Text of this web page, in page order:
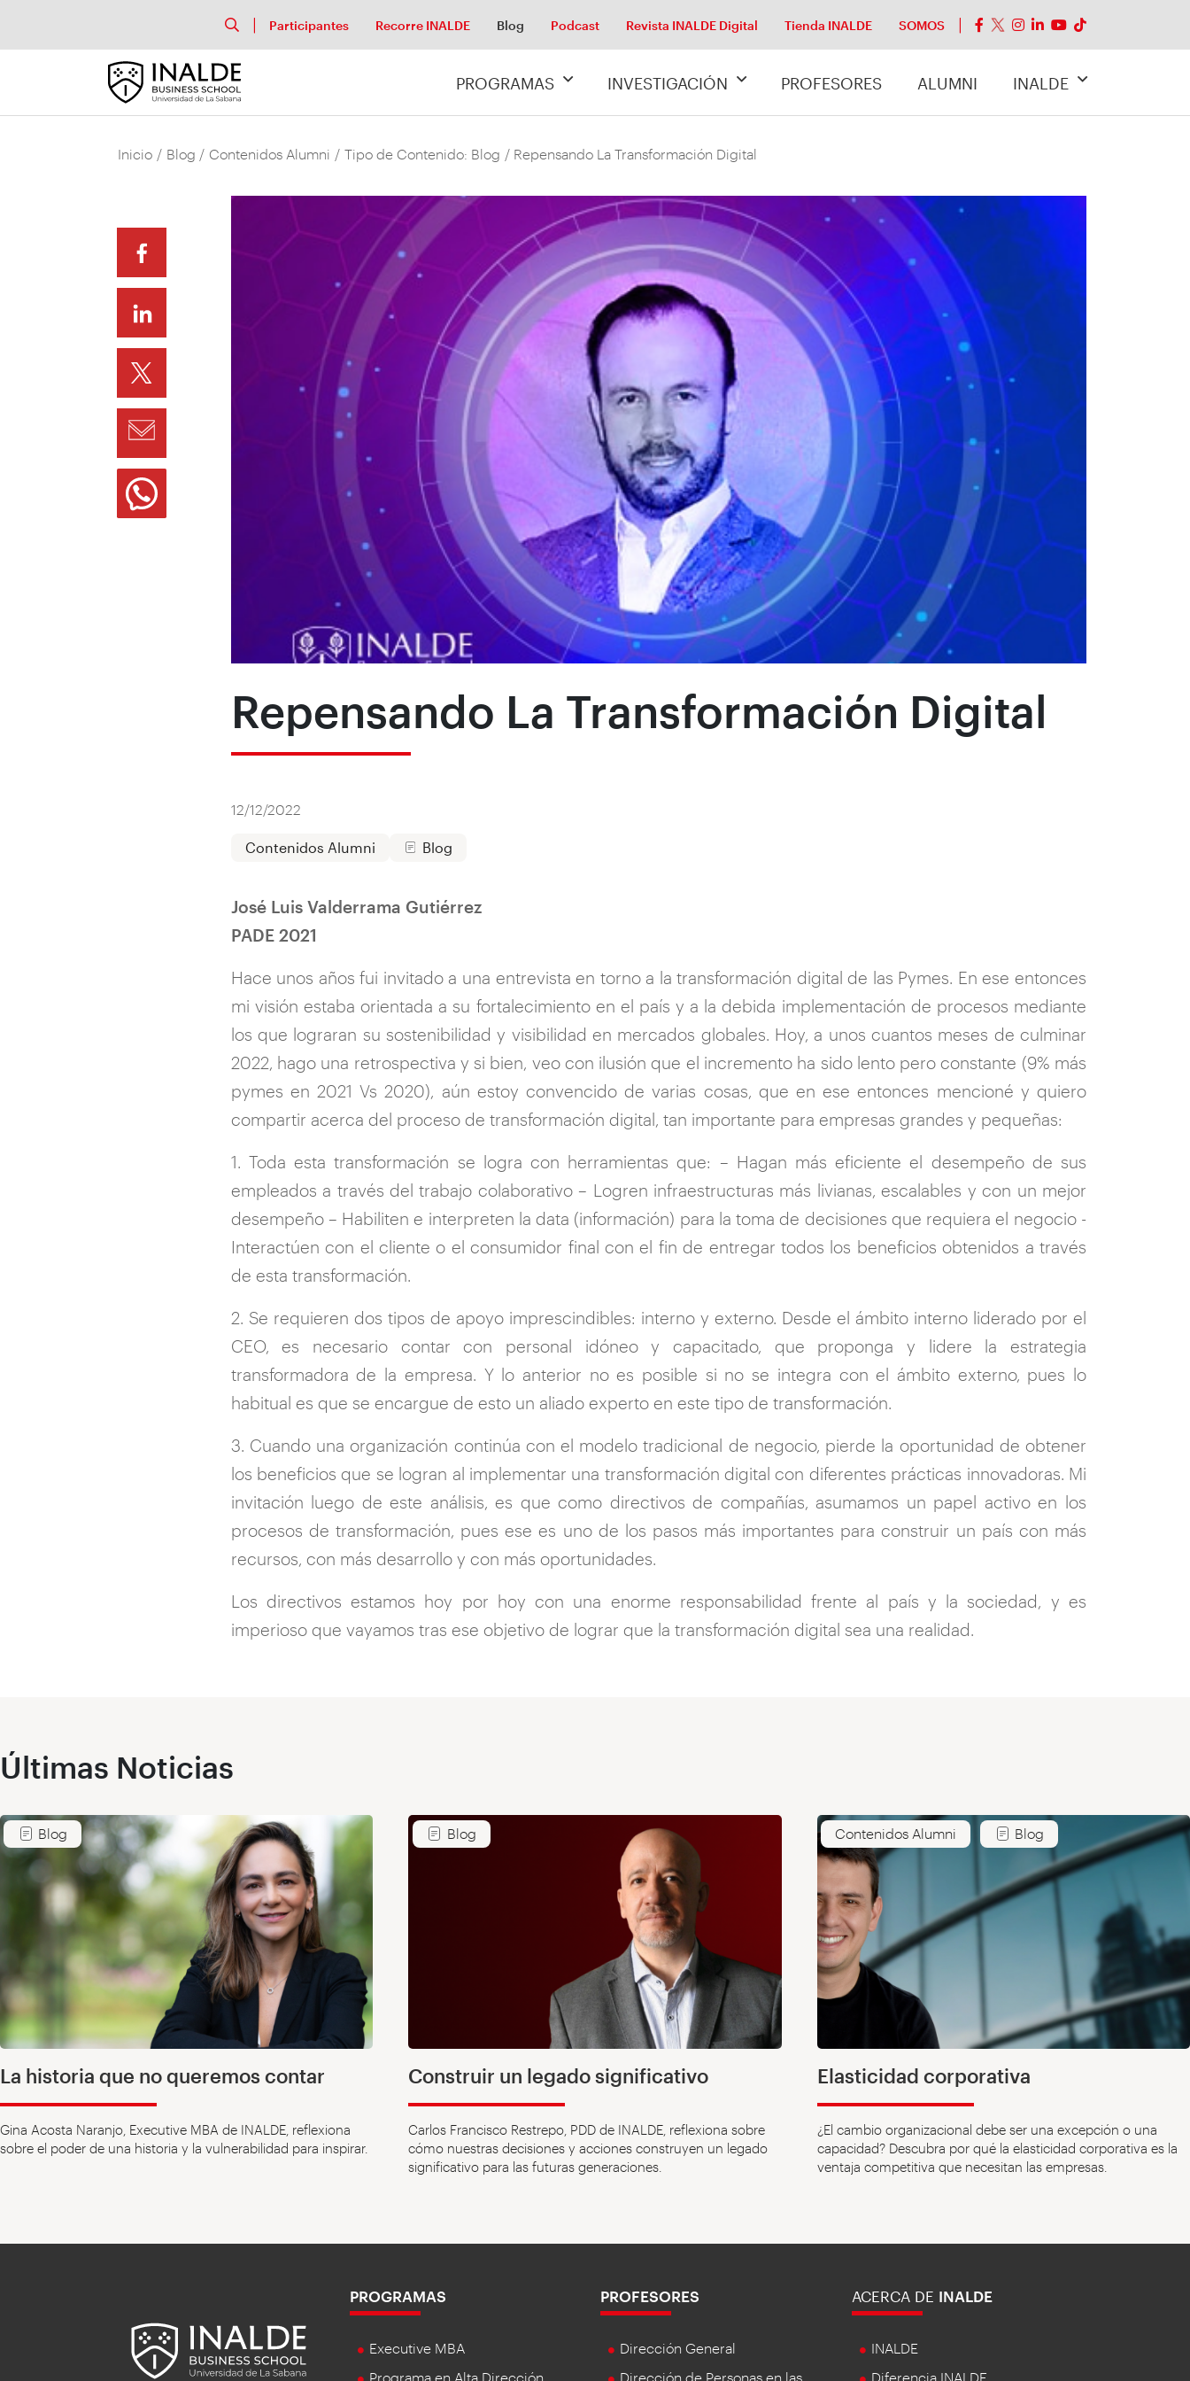
Participantes Recorre INALDE Blog Podcast Revista INALDE Digital Tienda INALDE SOMOS
PROGRAMAS INVESTIGACIÓN PROFESORES ALUMNI INALDE
Inicio / Blog / Contenidos Alumni / Tipo de Contenido: Blog / Repensando La Transformación Digital
Repensando La Transformación Digital
12/12/2022
Contenidos Alumni Blog
José Luis Valderrama Gutiérrez
PADE 2021
Hace unos años fui invitado a una entrevista en torno a la transformación digital de las Pymes. En ese entonces
mi visión estaba orientada a su fortalecimiento en el país y a la debida implementación de procesos mediante
los que lograran su sostenibilidad y visibilidad en mercados globales. Hoy, a unos cuantos meses de culminar
2022, hago una retrospectiva y si bien, veo con ilusión que el incremento ha sido lento pero constante (9% más
pymes en 2021 Vs 2020), aún estoy convencido de varias cosas, que en ese entonces mencioné y quiero
compartir acerca del proceso de transformación digital, tan importante para empresas grandes y pequeñas:
1. Toda esta transformación se logra con herramientas que: – Hagan más eficiente el desempeño de sus
empleados a través del trabajo colaborativo – Logren infraestructuras más livianas, escalables y con un mejor
desempeño – Habiliten e interpreten la data (información) para la toma de decisiones que requiera el negocio -
Interactúen con el cliente o el consumidor final con el fin de entregar todos los beneficios obtenidos a través
de esta transformación.
2. Se requieren dos tipos de apoyo imprescindibles: interno y externo. Desde el ámbito interno liderado por el
CEO, es necesario contar con personal idóneo y capacitado, que proponga y lidere la estrategia
transformadora de la empresa. Y lo anterior no es posible si no se integra con el ámbito externo, pues lo
habitual es que se encargue de esto un aliado experto en este tipo de transformación.
3. Cuando una organización continúa con el modelo tradicional de negocio, pierde la oportunidad de obtener
los beneficios que se logran al implementar una transformación digital con diferentes prácticas innovadoras. Mi
invitación luego de este análisis, es que como directivos de compañías, asumamos un papel activo en los
procesos de transformación, pues ese es uno de los pasos más importantes para construir un país con más
recursos, con más desarrollo y con más oportunidades.
Los directivos estamos hoy por hoy con una enorme responsabilidad frente al país y la sociedad, y es
imperioso que vayamos tras ese objetivo de lograr que la transformación digital sea una realidad.
Últimas Noticias
Blog
La historia que no queremos contar
Gina Acosta Naranjo, Executive MBA de INALDE, reflexiona
sobre el poder de una historia y la vulnerabilidad para inspirar.
Blog
Construir un legado significativo
Carlos Francisco Restrepo, PDD de INALDE, reflexiona sobre
cómo nuestras decisiones y acciones construyen un legado
significativo para las futuras generaciones.
Contenidos Alumni Blog
Elasticidad corporativa
¿El cambio organizacional debe ser una excepción o una
capacidad? Descubra por qué la elasticidad corporativa es la
ventaja competitiva que necesitan las empresas.
PROGRAMAS
Executive MBA
Programa en Alta Dirección
PROFESORES
Dirección General
Dirección de Personas en las
ACERCA DE INALDE
INALDE
Diferencia INALDE